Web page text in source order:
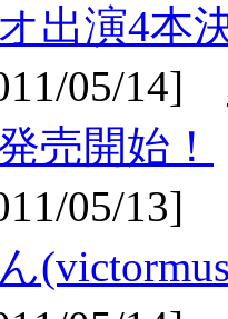
出演4本
05/14]
売開始！
05/13]